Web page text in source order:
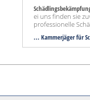
ei uns finden sie
professionelle
... Kammerjäger für